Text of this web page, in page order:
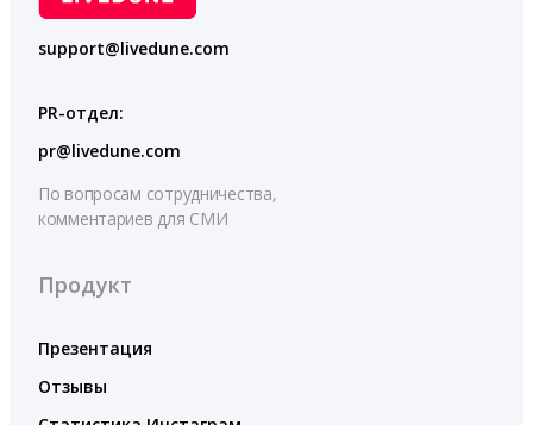
support@livedune.com
PR-отдел:
pr@livedune.com
По вопросам сотрудничества,
комментариев для СМИ
Продукт
Презентация
Отзывы